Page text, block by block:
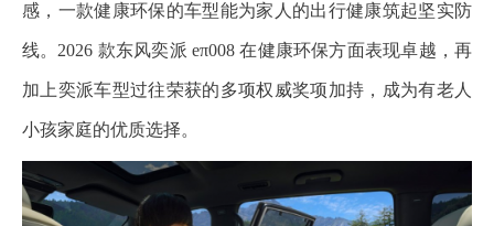
感，一款健康环保的车型能为家人的出行健康筑起坚实防
线。2026 款东风奕派 eπ008 在健康环保方面表现卓越，再
加上奕派车型过往荣获的多项权威奖项加持，成为有老人
小孩家庭的优质选择。